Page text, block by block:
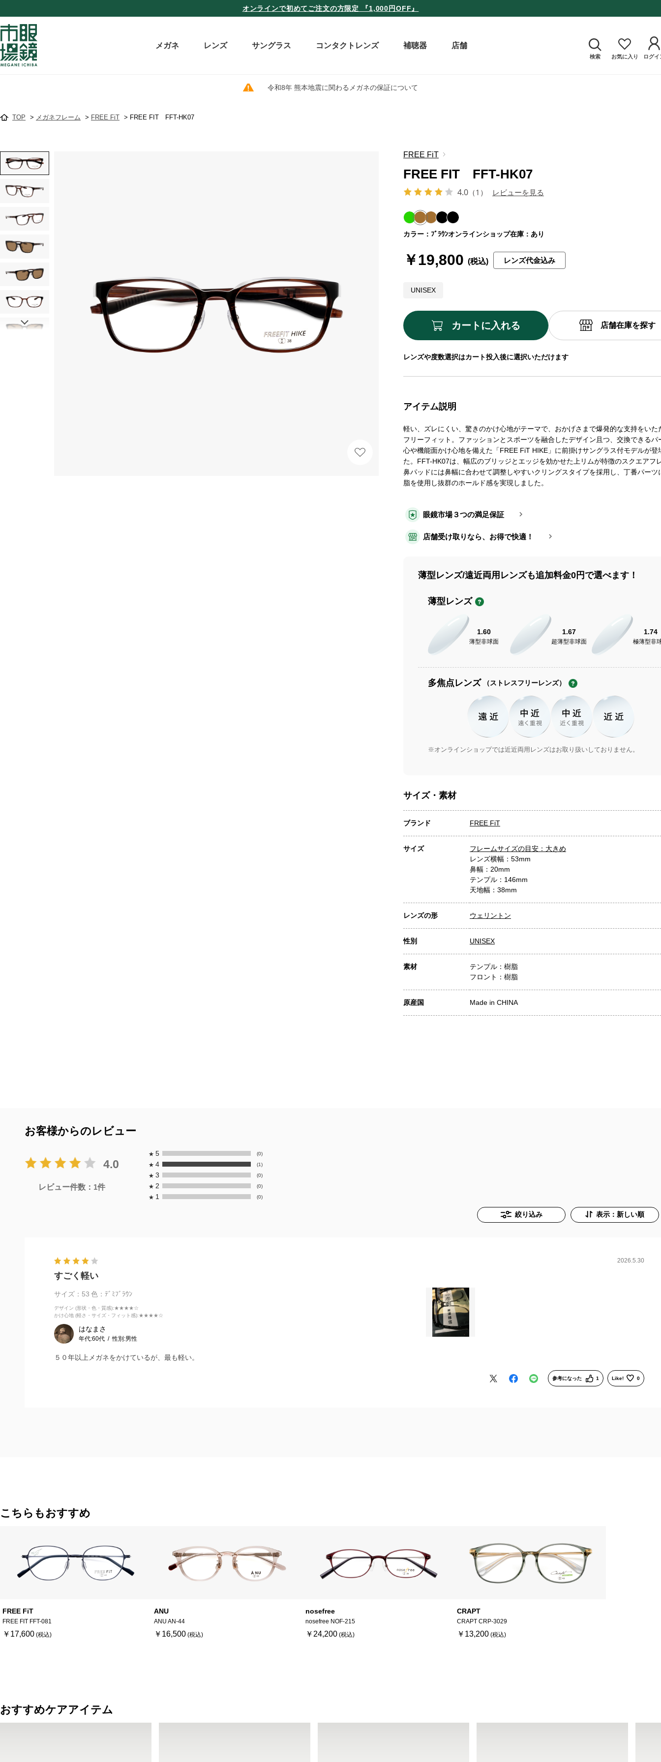
オンラインで初めてご注文の方限定 『1,000円OFF』
メガネ レンズ サングラス コンタクトレンズ 補聴器 店舗
検索 お気に入り ログイ
令和8年 熊本地震に関わるメガネの保証について
TOP > メガネフレーム > FREE FiT > FREE FIT FFT-HK07
レンズや度数選択はカート投入後に選択いただけます
FREE FiT
カラー：ﾌﾞﾗｳﾝオンラインショップ在庫：あり
サイズ・素材
ブランド FREE FiT
サイズ
フレームサイズの目安：大きめ
レンズ横幅：53mm
鼻幅：20mm
テンプル：146mm
天地幅：38mm
レンズの形 ウェリントン
性別 UNISEX
素材
テンプル：樹脂
フロント：樹脂
原産国 Made in CHINA
眼鏡市場３つの満足保証
店舗受け取りなら、お得で快適！
薄型レンズ/遠近両用レンズも追加料金0円で選べます！
薄型レンズ
1.60
薄型非球面
1.67
超薄型非球面
1.74
極薄型非
多焦点レンズ （ストレスフリーレンズ）
※オンラインショップでは近近両用レンズはお取り扱いしておりません。
￥19,800 レンズ代金込み
UNISEX
FREE FIT FFT-HK07
4.0 （1） レビューを見る
アイテム説明
軽い、ズレにくい、驚きのかけ心地がテーマで、おかげさまで爆発的な支持をいた
フリーフィット。ファッションとスポーツを融合したデザイン且つ、交換できるパ
心や機能面かけ心地を備えた「FREE FiT HIKE」に前掛けサングラス付モデルが登
た。FFT-HK07は、幅広のブリッジとエッジを効かせた上リムが特徴のスクエアフ
鼻パッドには鼻幅に合わせて調整しやすいクリングスタイプを採用し、丁番パーツ
脂を使用し抜群のホールド感を実現しました。
カートに入れる 店舗在庫を探す
お客様からのレビュー
4.0
レビュー件数： 1件
★ 5 (0)
★ 4 (1)
★ 3 (0)
★ 2 (0)
★ 1 (0)
絞り込み 表示：新しい順
2026.5.30
すごく軽い
サイズ：53 色：ﾃﾞﾐﾌﾞﾗｳﾝ
デザイン (形状・色・質感):★★★★☆
かけ心地 (軽さ・サイズ・フィット感):★★★★☆
はなまさ
年代:60代 性別:男性
５０年以上メガネをかけているが、最も軽い。
参考になった 1 Like! 0
こちらもおすすめ
FREE FiT
FREE FIT FFT-081
￥17,600
ANU
ANU AN-44
￥16,500
nosefree
nosefree NOF-215
￥24,200
CRAPT
CRAPT CRP-3029
￥13,200
おすすめケアアイテム